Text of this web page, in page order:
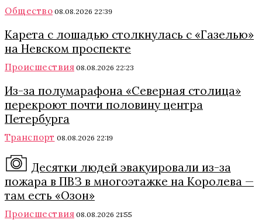
Общество 08.08.2026 22:39
Карета с лошадью столкнулась с «Газелью»
на Невском проспекте
Происшествия 08.08.2026 22:23
Из-за полумарафона «Северная столица»
перекроют почти половину центра
Петербурга
Транспорт 08.08.2026 22:19
Десятки людей эвакуировали из-за
пожара в ПВЗ в многоэтажке на Королева —
там есть «Озон»
Происшествия 08.08.2026 21:55